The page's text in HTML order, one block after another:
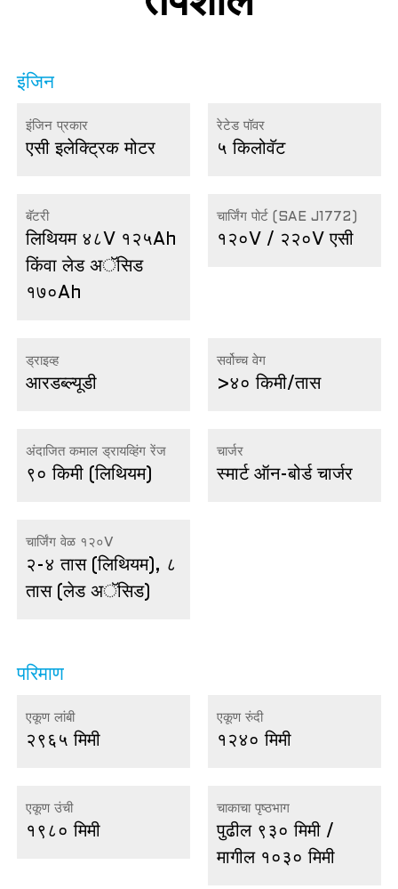
इंजिन
इंजिन प्रकार
एसी इलेक्ट्रिक मोटर
रेटेड पॉवर
५ किलोवॅट
बॅटरी
लिथियम ४८V १२५Ah
किंवा लेड अॅसिड
१७०Ah
चार्जिंग पोर्ट (SAE J1772)
१२०V / २२०V एसी
ड्राइव्ह
आरडब्ल्यूडी
सर्वोच्च वेग
>४० किमी/तास
अंदाजित कमाल ड्रायव्हिंग रेंज
९० किमी (लिथियम)
चार्जर
स्मार्ट ऑन-बोर्ड चार्जर
चार्जिंग वेळ १२०V
२-४ तास (लिथियम), ८
तास (लेड अॅसिड)
परिमाण
एकूण लांबी
२९६५ मिमी
एकूण रुंदी
१२४० मिमी
एकूण उंची
१९८० मिमी
चाकाचा पृष्ठभाग
पुढील ९३० मिमी /
मागील १०३० मिमी